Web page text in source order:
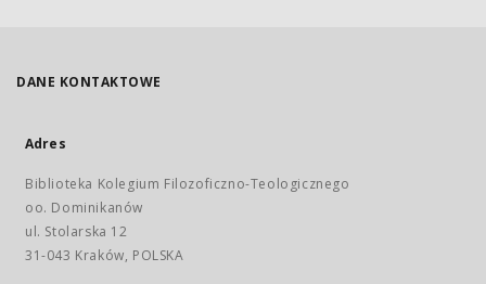
DANE KONTAKTOWE
Adres
Biblioteka Kolegium Filozoficzno-Teologicznego
oo. Dominikanów
ul. Stolarska 12
31-043 Kraków, POLSKA